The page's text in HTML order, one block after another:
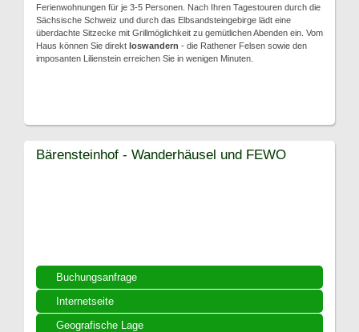
Ferienwohnungen für je 3-5 Personen. Nach Ihren Tagestouren durch die
Sächsische Schweiz und durch das Elbsandsteingebirge lädt eine
überdachte Sitzecke mit Grillmöglichkeit zu gemütlichen Abenden ein. Vom
Haus können Sie direkt loswandern - die Rathener Felsen sowie den
imposanten Lilienstein erreichen Sie in wenigen Minuten.
Buchungsanfrage
Internetseite
Geografische Lage
Bärensteinhof - Wanderhäusel und FEWO